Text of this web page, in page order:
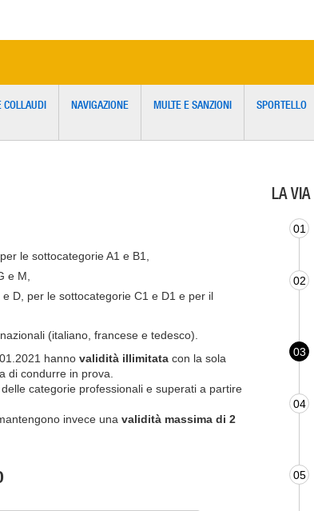
COLLAUDI NAVIGAZIONE MULTE E SANZIONI SPORTELLO
le sottocategorie A1 e B1,
e M,
D, per le sottocategorie C1 e D1 e per il
(italiano, francese e tedesco).
hanno validità illimitata con la sola
di condurre in prova.
categorie professionali e superati a partire
invece una validità massima di 2
LA
01
02
03
04
05